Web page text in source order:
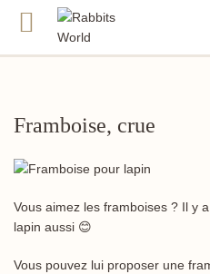
Framboise, crue
Vous aimez les framboises ? Il y
lapin aussi 😊
Vous pouvez lui proposer une